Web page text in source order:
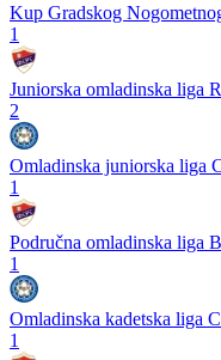
Kup Gradskog
1
Juniorska omladinska liga
2
Omladinska juniorska liga
1
Područna omladinska liga
1
Omladinska kadetska liga
1